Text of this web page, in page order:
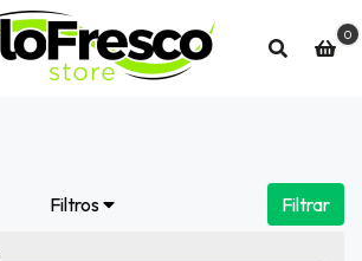
0
Filtros Filtrar